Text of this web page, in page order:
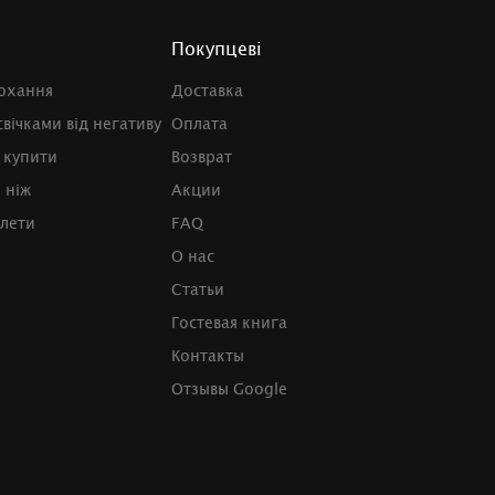
від негативу
ніж
Покупцеві
Доставка
Оплата
Возврат
Акции
FAQ
О нас
Статьи
Гостевая книга
Контакты
Отзывы Google